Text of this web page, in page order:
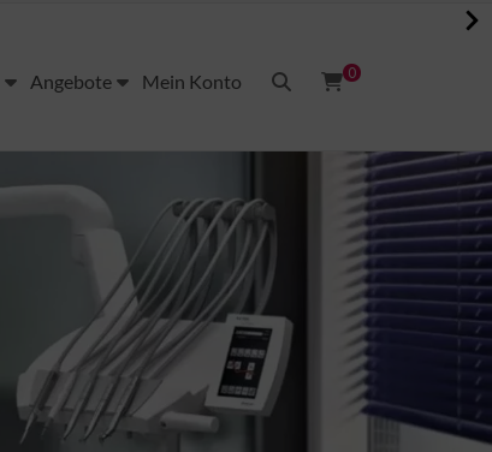
0
Angebote Mein Konto